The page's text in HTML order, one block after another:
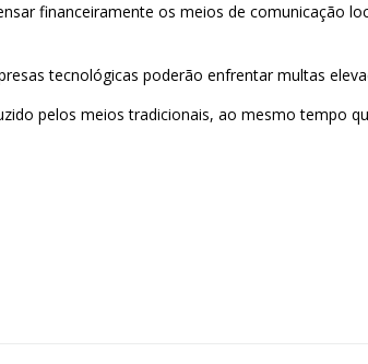
financeiramente os meios de comunicação
tecnológicas poderão enfrentar multas
pelos meios tradicionais, ao mesmo tempo